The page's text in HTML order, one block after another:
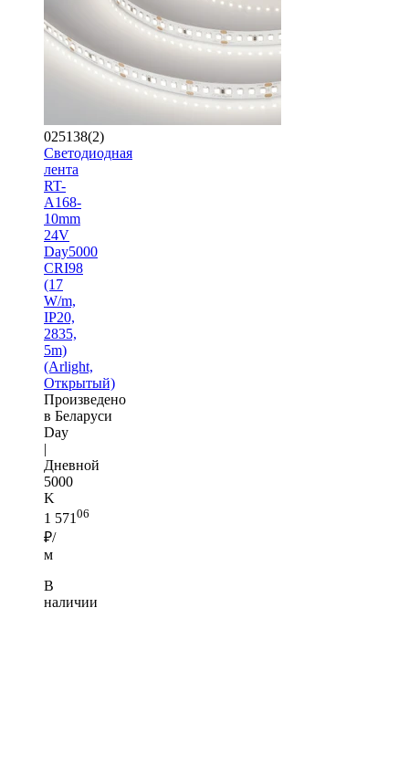
025138(2)
Светодиодная
лента
RT-
A168-
10mm
24V
Day5000
CRI98
(17
W/m,
IP20,
2835,
5m)
(Arlight,
Открытый)
Произведено
в Беларуси
Day
|
Дневной
5000
K
1 571 06
₽/
м
В
наличии